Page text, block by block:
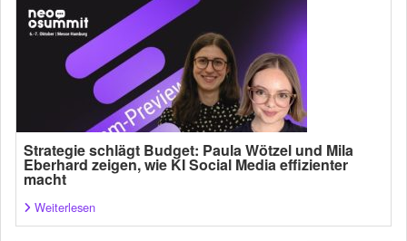
Strategie schlägt Budget: Paula Wötzel und Mila
Eberhard zeigen, wie KI Social Media effizienter
macht
Weiterlesen